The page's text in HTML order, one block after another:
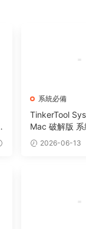
系統必備
TinkerTool
Mac 破解版 系
工具2026-06-13